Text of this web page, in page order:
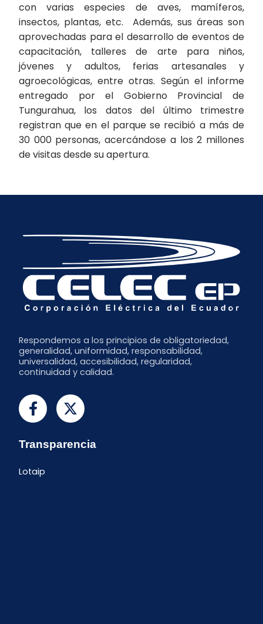
con varias especies de aves, mamíferos,
insectos, plantas, etc. Además, sus áreas son
aprovechadas para el desarrollo de eventos de
capacitación, talleres de arte para niños,
jóvenes y adultos, ferias artesanales y
agroecológicas, entre otras. Según el informe
entregado por el Gobierno Provincial de
Tungurahua, los datos del último trimestre
registran que en el parque se recibió a más de
30 000 personas, acercándose a los 2 millones
de visitas desde su apertura.
Respondemos a los principios de obligatoriedad,
generalidad, uniformidad, responsabilidad,
universalidad, accesibilidad, regularidad,
continuidad y calidad.
Transparencia
Lotaip